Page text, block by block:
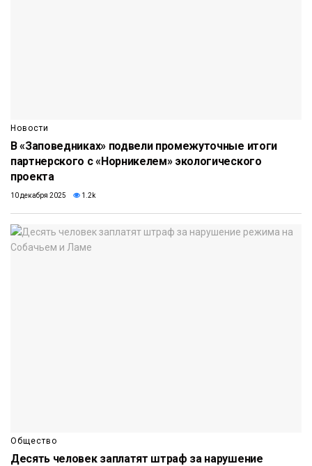
Новости
В «Заповедниках» подвели промежуточные итоги
партнерского с «Норникелем» экологического
проекта
10 декабря 2025 1.2k
Общество
Десять человек заплатят штраф за нарушение